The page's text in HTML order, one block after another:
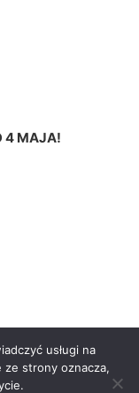
4 MAJA!
usługi na
ze strony oznacza,